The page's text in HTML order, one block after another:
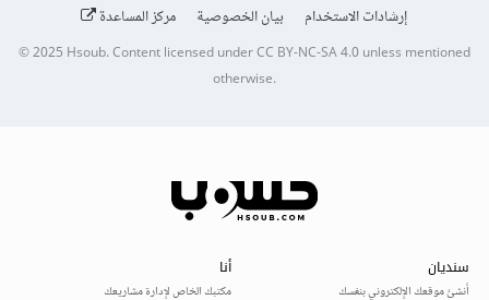
إرشادات الاستخدام
بيان الخصوصية مركز المساعدة
© 2025Hsoub.Content licensed underCC BY-NC-SA 4.0unless mentioned
otherwise.